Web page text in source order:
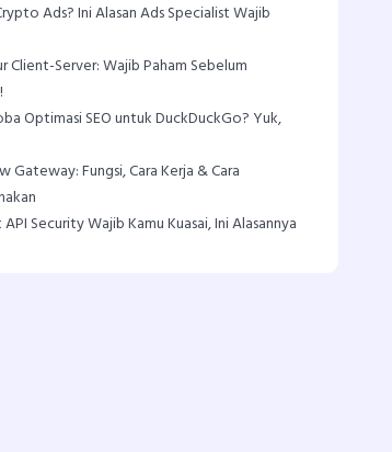
Ads? Ini Alasan Ads Specialist Wajib
Client-Server: Wajib Paham Sebelum
Optimasi SEO untuk DuckDuckGo? Yuk,
Gateway: Fungsi, Cara Kerja & Cara
Security Wajib Kamu Kuasai, Ini Alasannya